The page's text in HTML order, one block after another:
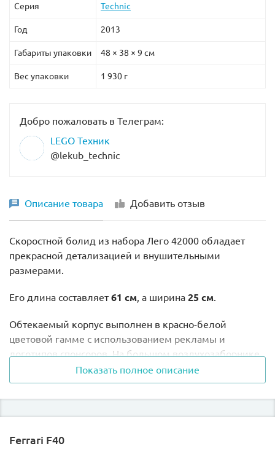
Серия Technic
Год 2013
Габариты упаковки 48 × 38 × 9 см
Вес упаковки 1 930 г
Добро пожаловать в Телеграм:
LEGO Техник
@lekub_technic
Описание товара Добавить отзыв
Скоростной болид из набора Лего 42000 обладает
прекрасной детализацией и внушительными
размерами.
Его длина составляет61 см, а ширина 25 см.
Обтекаемый корпус выполнен в красно-белой
цветовой гамме с использованием рекламы и
логотипов спонсоров. На большом воздухозаборнике,
расположенном за кабиной пилота, красуется номер
участника заезда.
Передний спойлер надёжно прикреплён к корпусу, но
Показать полное описание
Ferrari F40